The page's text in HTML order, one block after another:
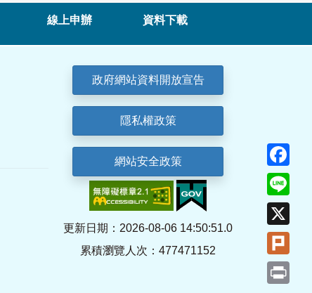
線上申辦 資料下載
政府網站資料開放宣告
隱私權政策
網站安全政策
更新日期：2026-08-06 14:50:51.0
累積瀏覽人次：477471152